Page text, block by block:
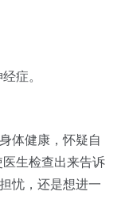
症。
体健康，怀疑自
生检查出来告诉
忧，还是想进一